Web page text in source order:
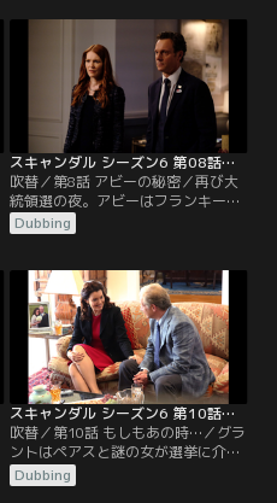
いと頼まれ、ローワンは二つ返事で
応じる。しかし、それはローワンを
おびき寄せるための口実で、サンド
ラが何者かに脅されていたことが分
かる。謎の男女にメリーを大統領に
するよう…。
スキャンダル シーズン6 第08話／吹替
吹替／第8話 アビーの秘密／再び大
統領選の夜。アビーはフランキーが
凶弾に倒れたのを見て誰よりも動揺
する。その後、アビーは謎の女から
封鎖するよう命じられる。謎の女の
ある提案に乗っていたアビーは、断
われば彼女が難しい立場に陥れると
言われてしまう。そして、言われる
がままに、仕方なく向かった病院
で、アビーは…。
Dubbing
スキャンダル シーズン6 第10話／吹替
吹替／第10話 もしもあの時…／グラ
ントはペアスと謎の女が選挙に介入
した事実を知り、彼らの思惑を阻止
すべく戦う意思を固める。協力を求
Dubbing